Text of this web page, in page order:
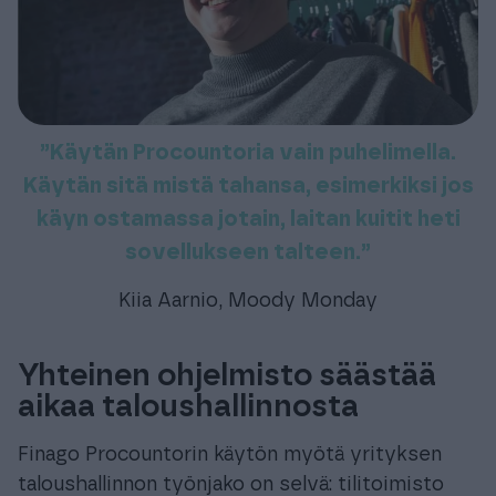
”Käytän Procountoria vain puhelimella.
Käytän sitä mistä tahansa, esimerkiksi jos
käyn ostamassa jotain, laitan kuitit heti
sovellukseen talteen.”
Kiia Aarnio, Moody Monday
Yhteinen ohjelmisto säästää
aikaa taloushallinnosta
Finago Procountorin käytön myötä yrityksen
taloushallinnon työnjako on selvä: tilitoimisto